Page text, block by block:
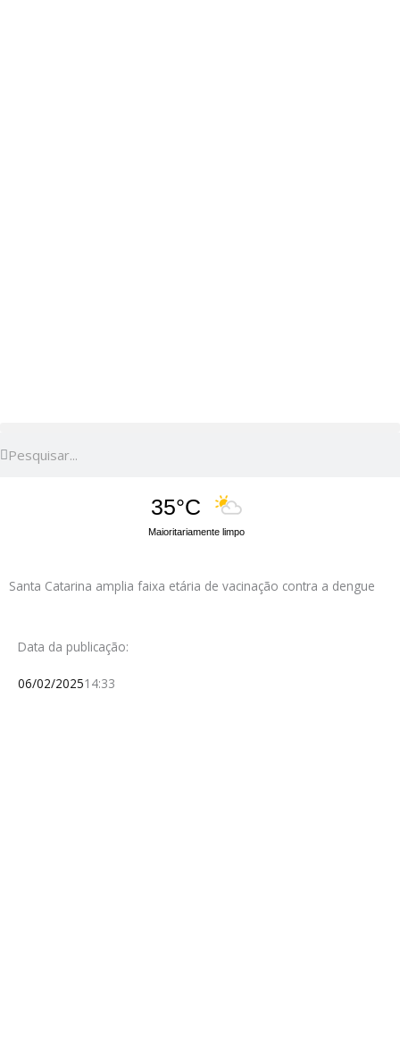
35°C
Maioritariamente limpo
Santa Catarina amplia faixa etária de vacinação contra a dengue
Data da publicação:
06/02/202514:33